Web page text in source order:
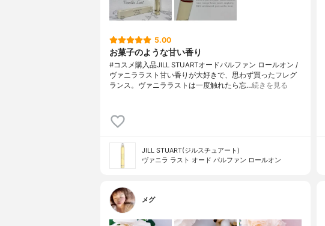
5.00
お菓子のような甘い香り
#コスメ購入品JILL STUARTオードパルファン ロールオン /
ヴァニララスト甘い香りが大好きで、思わず買ったフレグ
ランス。ヴァニララストは一度触れたら忘…続きを見る
JILL STUART(ジルスチュアート)
ヴァニラ ラスト オード パルファン ロールオン
メグ